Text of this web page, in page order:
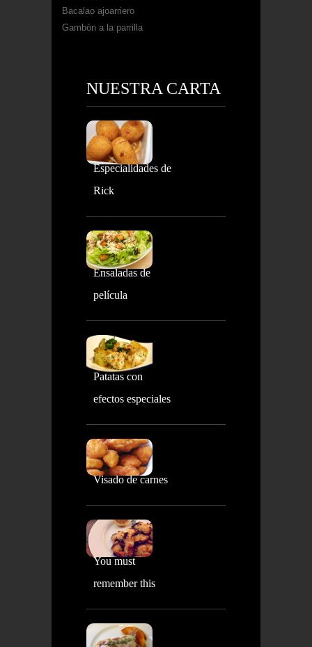
Bacalao ajoarriero
Gambón a la parrilla
NUESTRA CARTA
Especialidades de
Rick
Ensaladas de
película
Patatas con
efectos especiales
Visado de carnes
You must
remember this